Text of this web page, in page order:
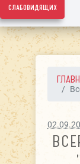
слабовидящих